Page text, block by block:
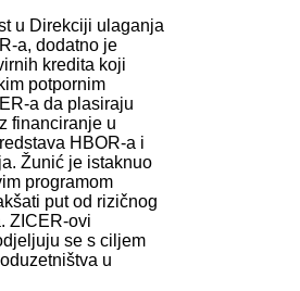
u Direkciji ulaganja
a, dodatno je
kredita koji
potpornim
a da plasiraju
financiranje u
HBOR-a i
Žunić je istaknuo
programom
put od rizičnog
ZICER-ovi
se s ciljem
u